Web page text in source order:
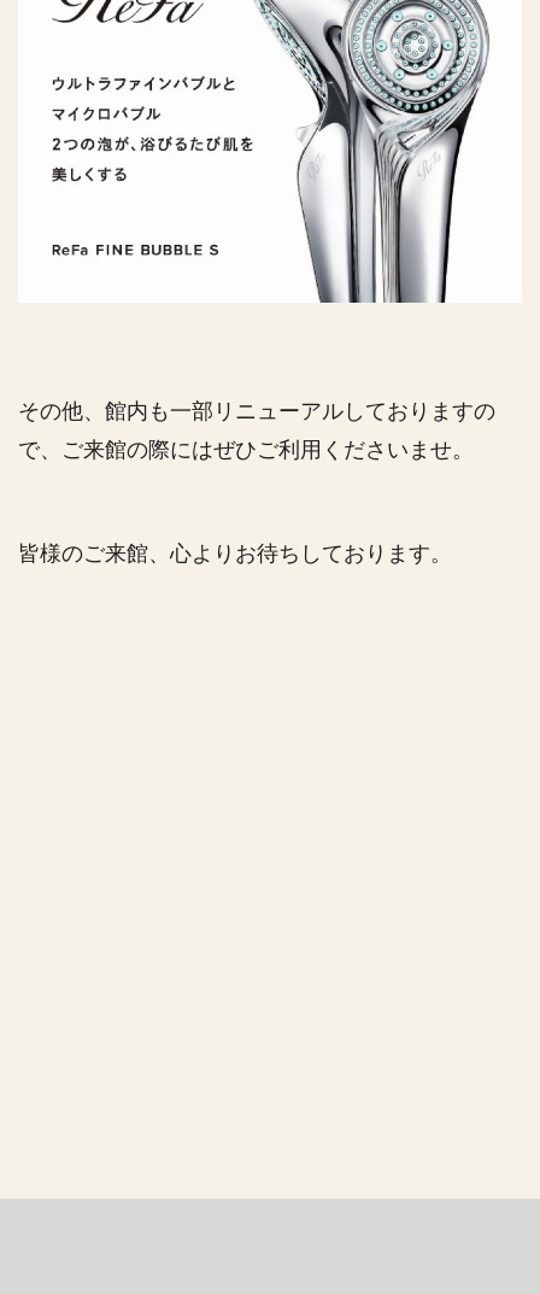
その他、館内も一部リニューアルしておりますの
で、ご来館の際にはぜひご利用くださいませ。
皆様のご来館、心よりお待ちしております。